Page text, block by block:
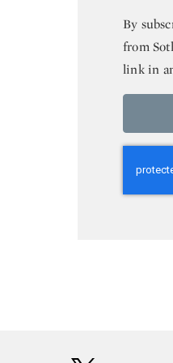
By
from
link in